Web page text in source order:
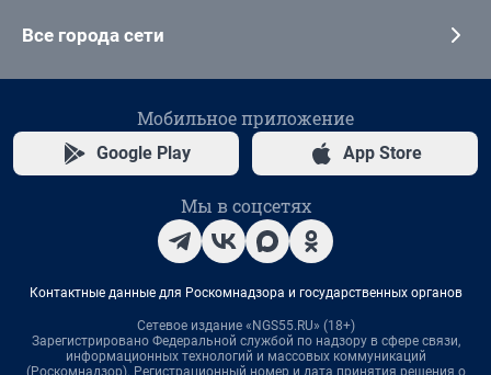
Все города сети
Мобильное приложение
Google Play App Store
Мы в соцсетях
Контактные данные для Роскомнадзора и государственных органов
Сетевое издание «NGS55.RU» (18+)
Зарегистрировано Федеральной службой по надзору в сфере связи,
информационных технологий и массовых коммуникаций
(Роскомнадзор). Регистрационный номер и дата принятия решения о